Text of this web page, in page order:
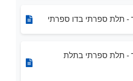
- תלת ספרתי בדו ספרתי
- תלת ספרתי בתלת